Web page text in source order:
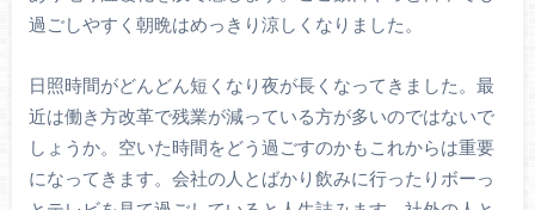
過ごしやすく朝晩はめっきり涼しくなりました。
日照時間がどんどん短くなり夜が長くなってきました。最
近は働き方改革で残業が減っている方が多いのではないで
しょうか。空いた時間をどう過ごすのかもこれからは重要
になってきます。会社の人とばかり飲みに行ったりボーっ